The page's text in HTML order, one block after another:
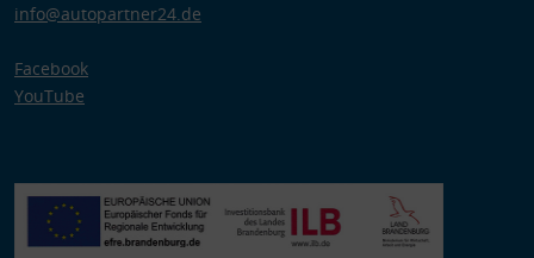
info@autopartner24.de
Facebook
YouTube